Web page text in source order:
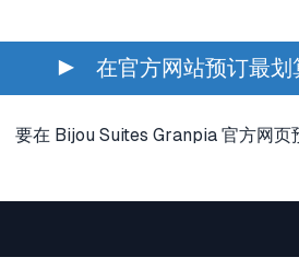
▶ 在官方网站预订最划
要在 Bijou Suites Granpia 官方网页